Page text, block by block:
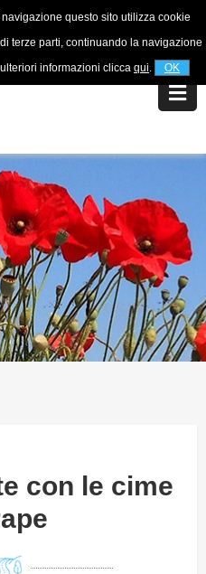
questo sito utilizza cookie
terze parti, continuando la navigazione
informazioni clicca qui. OK
For information+39 320 5753268
con le cime